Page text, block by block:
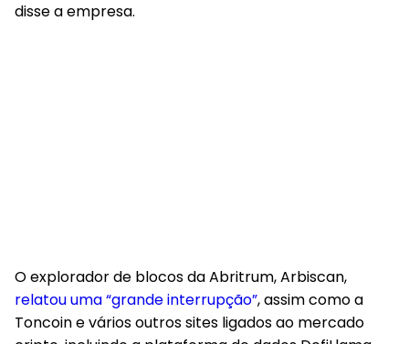
disse a empresa.
O explorador de blocos da Abritrum, Arbiscan,
relatou uma “grande interrupção”, assim como a
Toncoin e vários outros sites ligados ao mercado